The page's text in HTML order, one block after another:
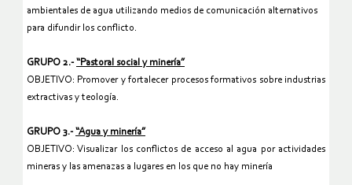
ambientales de agua utilizando medios de comunicación alternativos
para difundir los conflicto.
GRUPO 2.- “Pastoral social y minería”
OBJETIVO: Promover y fortalecer procesos formativos sobre industrias
extractivas y teología.
GRUPO 3.- “Agua y minería”
OBJETIVO: Visualizar los conflictos de acceso al agua por actividades
mineras y las amenazas a lugares en los que no hay minería